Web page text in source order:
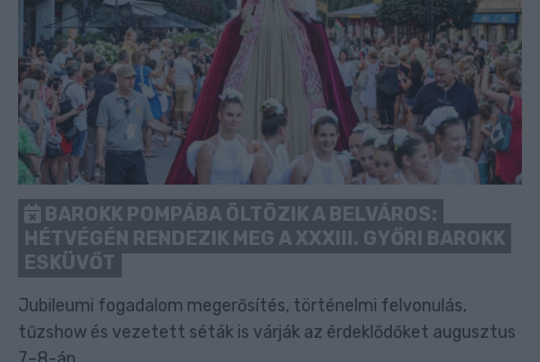
BAROKK POMPÁBA ÖLTÖZIK A BELVÁROS:
HÉTVÉGÉN RENDEZIK MEG A XXXIII. GYŐRI BAROKK
ESKÜVŐT
Jubileumi fogadalom megerősítés, történelmi felvonulás,
tűzshow és vezetett séták is várják az érdeklődőket augusztus